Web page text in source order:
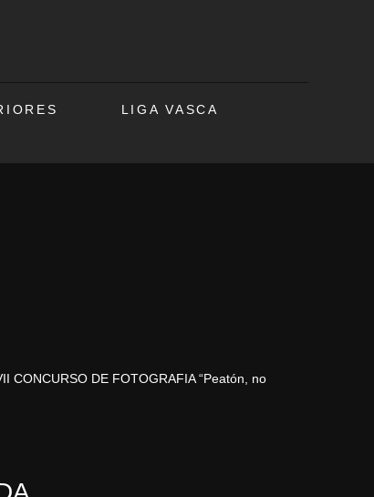
LIGA VASCA
CONCURSO DE FOTOGRAFIA “Peatón, no